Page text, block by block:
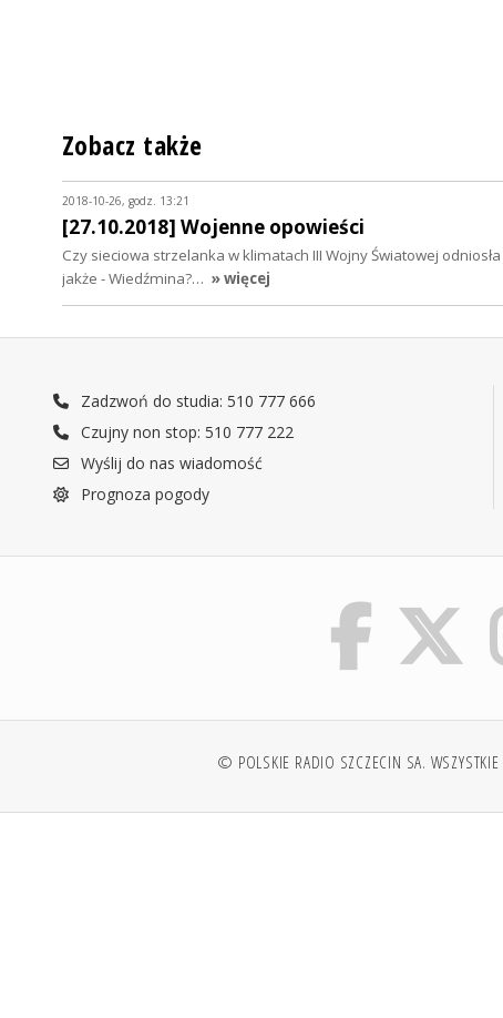
Zobacz także
2018-10-26, godz. 13:21
[27.10.2018] Wojenne opowieści
Czy sieciowa strzelanka w klimatach III Wojny Światowej
jakże - Wiedźmina?… » więcej
Zadzwoń do studia: 510 777 666
Czujny non stop: 510 777 222
Wyślij do nas wiadomość
Prognoza pogody
© POLSKIE RADIO SZCZECIN SA. WSZYSTKIE